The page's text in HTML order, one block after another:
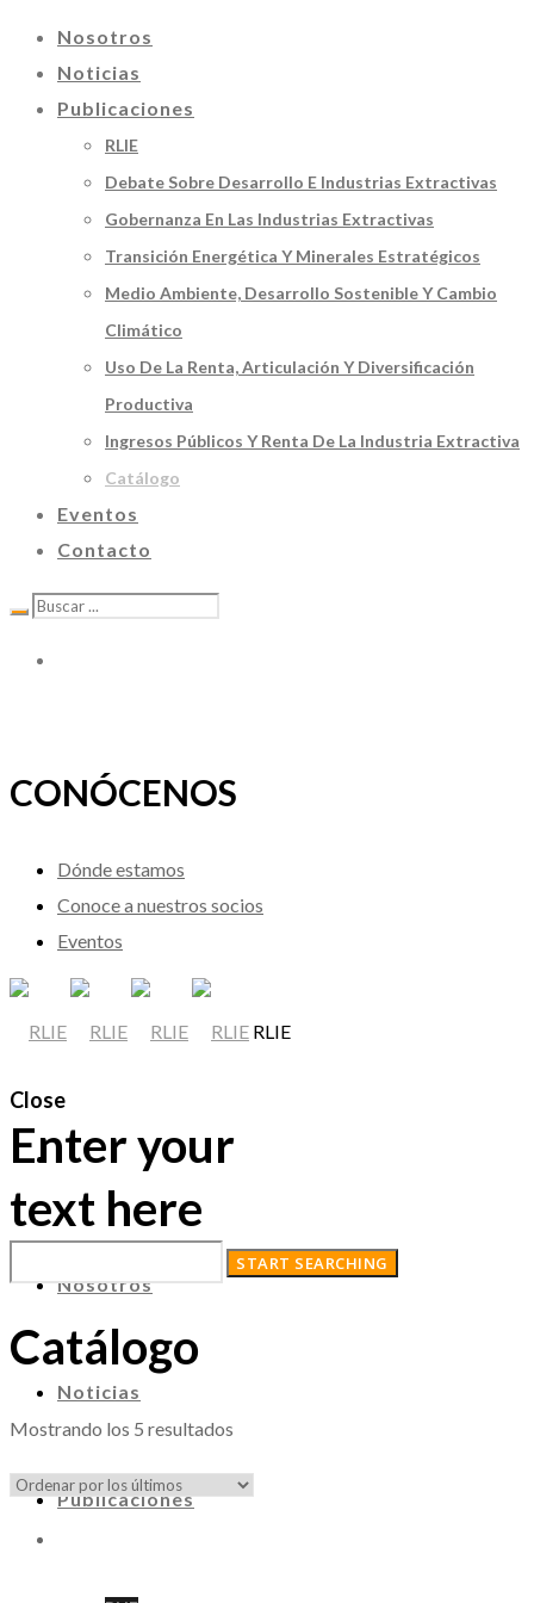
Nosotros
Noticias
Publicaciones
RLIE
Debate Sobre Desarrollo E Industrias Extractivas
Gobernanza En Las Industrias Extractivas
Transición Energética Y Minerales Estratégicos
Medio Ambiente, Desarrollo Sostenible Y Cambio
Climático
Uso De La Renta, Articulación Y Diversificación
Productiva
Ingresos Públicos Y Renta De La Industria Extractiva
Catálogo
Eventos
Contacto
CONÓCENOS
Dónde estamos
Conoce a nuestros socios
Eventos
RLIE
Nosotros
Noticias
Publicaciones
Close
Enter your
text here
Catálogo
Mostrando los 5 resultados
los